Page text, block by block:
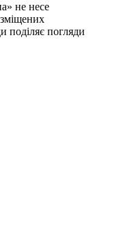
не несе
поділяє погляди